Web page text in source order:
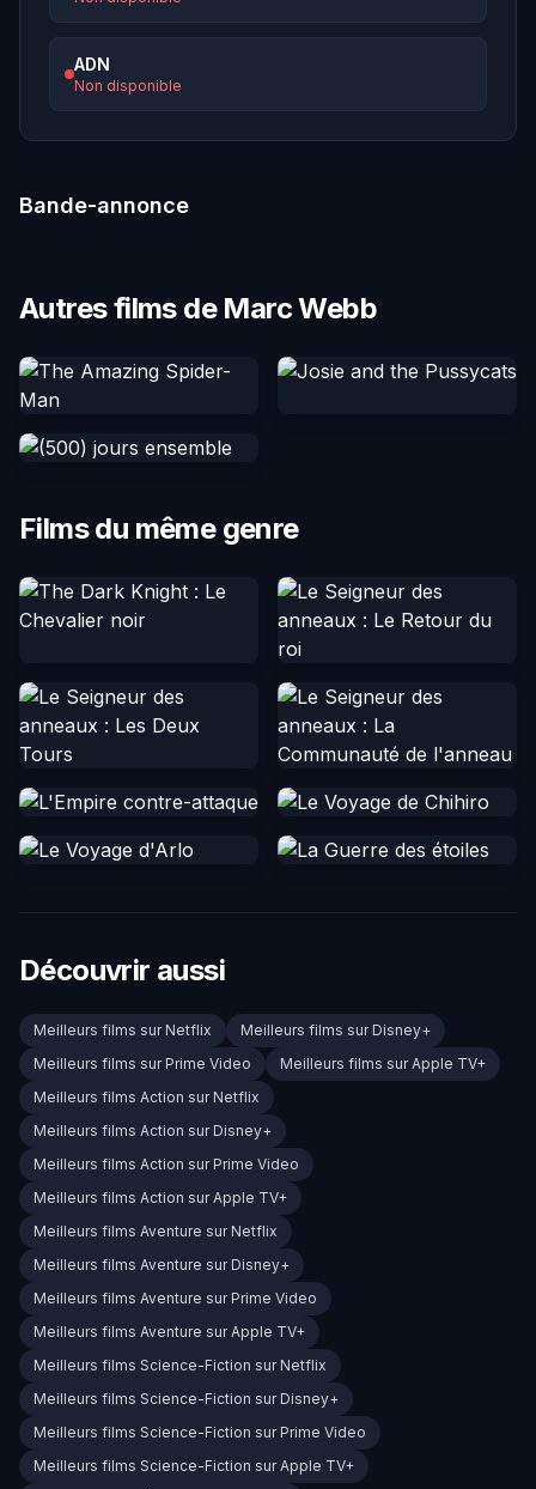
ADN
Non disponible
Bande-annonce
Autres films de Marc Webb
Films du même genre
Découvrir aussi
Meilleurs films sur Netflix
Meilleurs films sur Disney+
Meilleurs films sur Prime Video
Meilleurs films sur Apple TV+
Meilleurs films Action sur Netflix
Meilleurs films Action sur Disney+
Meilleurs films Action sur Prime Video
Meilleurs films Action sur Apple TV+
Meilleurs films Aventure sur Netflix
Meilleurs films Aventure sur Disney+
Meilleurs films Aventure sur Prime Video
Meilleurs films Aventure sur Apple TV+
Meilleurs films Science-Fiction sur Netflix
Meilleurs films Science-Fiction sur Disney+
Meilleurs films Science-Fiction sur Prime Video
Meilleurs films Science-Fiction sur Apple TV+